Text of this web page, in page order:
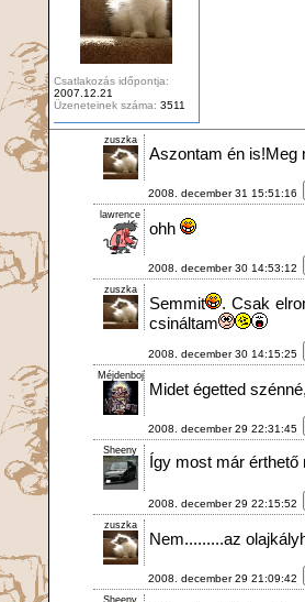
Csatlakozás időpontja:
2007.12.21
Üzeneteinek száma: 3511
zuszka
Aszontam én is!Meg
2008. december 31 15:51:16
lawrence
ohh
2008. december 30 14:53:12
zuszka
Semmit
. Csak
csináltam
2008. december 30 14:15:25
Méjdenboj
Midet égetted
2008. december 29 22:31:45
Sheeny
Így most már érthető
2008. december 29 22:15:52
zuszka
Nem.........az
2008. december 29 21:09:42
Sheeny